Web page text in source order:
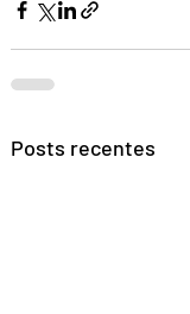
Posts recentes